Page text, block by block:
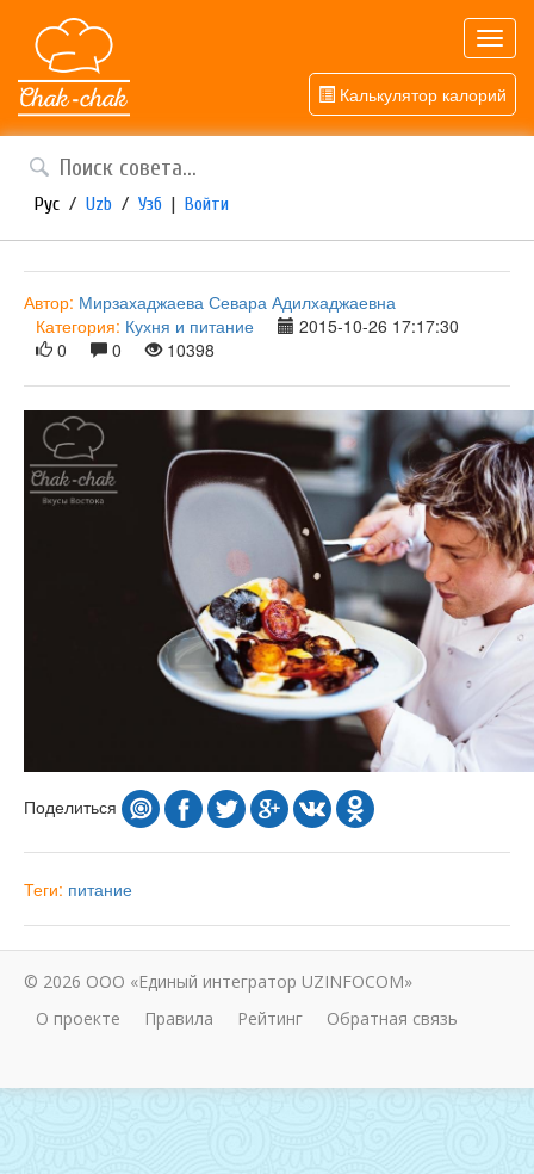
Калькулятор калорий
Рус / Uzb / Узб | Войти
Автор: Мирзахаджаева Севара Адилхаджаевна
Категория: Кухня и питание
2015-10-26 17:17:30
0
0 10398
Поделиться
Теги: питание
© 2026 ООО «Единый интегратор UZINFOCOM»
О проекте
Правила Рейтинг Обратная связь